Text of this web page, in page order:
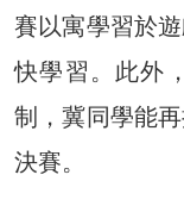
賽以寓學習於
快學習。此外
制，冀同學能
決賽。